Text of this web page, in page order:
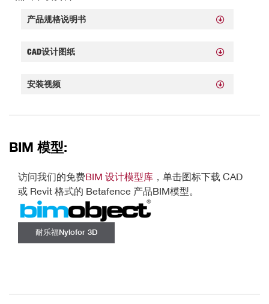
产品规格说明书
CAD设计图纸
安装视频
BIM 模型:
访问我们的免费BIM 设计模型库 ，单击图标下载 CAD
或 Revit 格式的 Betafence 产品BIM模型。
耐乐福Nylofor 3D